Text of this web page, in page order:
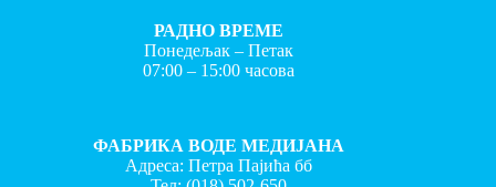
РАДНО ВРЕМЕ
Понедељак – Петак
07:00 – 15:00 часова
ФАБРИКА ВОДЕ МЕДИЈАНА
Адреса: Петра Пајића бб